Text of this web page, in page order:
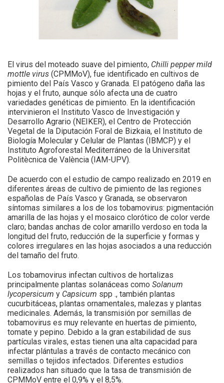
El virus del moteado suave del pimiento, Chilli pepper mild
mottle virus (CPMMoV), fue identificado en cultivos de
pimiento del País Vasco y Granada. El patógeno daña las
hojas y el fruto, aunque sólo afecta una de cuatro
variedades genéticas de pimiento. En la identificación
intervinieron el Instituto Vasco de Investigación y
Desarrollo Agrario (NEIKER), el Centro de Protección
Vegetal de la Diputación Foral de Bizkaia, el Instituto de
Biología Molecular y Celular de Plantas (IBMCP) y el
Instituto Agroforestal Mediterráneo de la Universitat
Politècnica de València (IAM-UPV).
De acuerdo con el estudio de campo realizado en 2019 en
diferentes áreas de cultivo de pimiento de las regiones
españolas de País Vasco y Granada, se observaron
síntomas similares a los de los tobamovirus: pigmentación
amarilla de las hojas y el mosaico clorótico de color verde
claro; bandas anchas de color amarillo verdoso en toda la
longitud del fruto, reducción de la superficie y formas y
colores irregulares en las hojas asociados a una reducción
del tamaño del fruto.
Los tobamovirus infectan cultivos de hortalizas
principalmente plantas solanáceas como Solanum
lycopersicum y Capsicum spp ., también plantas
cucurbitáceas, plantas ornamentales, malezas y plantas
medicinales. Además, la transmisión por semillas de
tobamovirus es muy relevante en huertas de pimiento,
tomate y pepino. Debido a la gran estabilidad de sus
partículas virales, estas tienen una alta capacidad para
infectar plántulas a través de contacto mecánico con
semillas o tejidos infectados. Diferentes estudios
realizados han situado que la tasa de transmisión de
CPMMoV entre el 0,9% y el 8,5%.